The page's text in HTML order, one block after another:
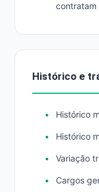
contratam
Histórico e
Histórico
Histórico
Variação
Cargos